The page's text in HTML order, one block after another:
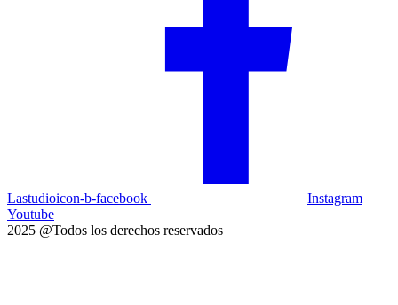
Lastudioicon-b-facebook
Instagram
Youtube
2025 @Todos los derechos reservados